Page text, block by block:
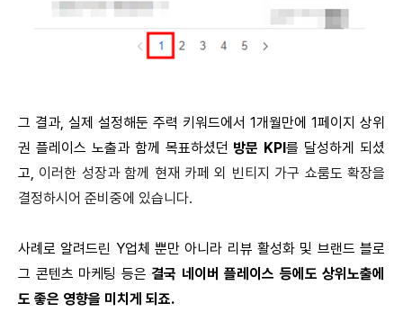
그 결과, 실제 설정해둔 주력 키워드에서 1개월만에 1페이지 상위
권 플레이스 노출과 함께 목표하셨던 방문 KPI를 달성하게 되셨
고, 이러한 성장과 함께 현재 카페 외 빈티지 가구 쇼룸도 확장을
결정하시어 준비중에 있습니다.
사례로 알려드린 Y업체 뿐만 아니라 리뷰 활성화 및 브랜드 블로
그 콘텐츠 마케팅 등은 결국 네이버 플레이스 등에도 상위노출에
도 좋은 영향을 미치게 되죠.